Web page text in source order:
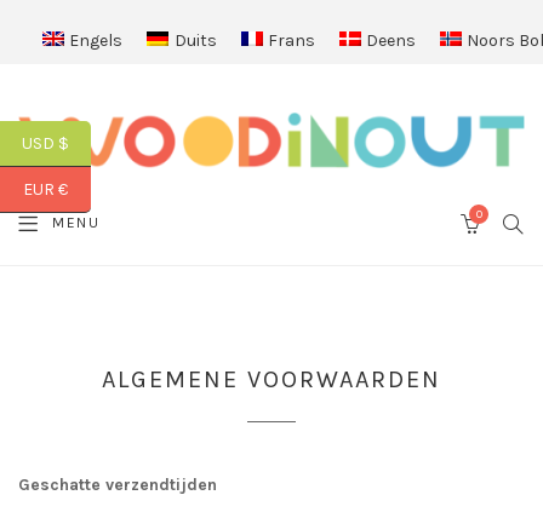
Engels Duits Frans Deens Noors
MENU 0
ALGEMENE VOORWAARDEN
Geschatte verzendtijden
USD $
EUR €